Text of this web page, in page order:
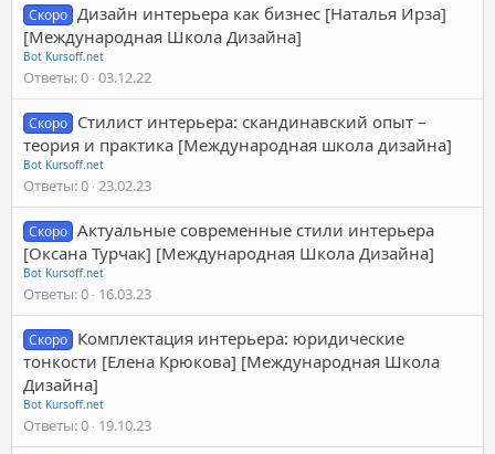
Скоро Дизайн интерьера как бизнес [Наталья Ирза]
[Международная Школа Дизайна]
Bot Kursoff.net
Ответы 0 03.12.22
Скоро Стилист интерьера: скандинавский опыт –
теория и практика [Международная школа дизайна]
Bot Kursoff.net
Ответы 0 23.02.23
Скоро Актуальные современные стили интерьера
[Оксана Турчак] [Международная Школа Дизайна]
Bot Kursoff.net
Ответы 0 16.03.23
Скоро Комплектация интерьера: юридические
тонкости [Елена Крюкова] [Международная Школа
Дизайна]
Bot Kursoff.net
Ответы 0 19.10.23